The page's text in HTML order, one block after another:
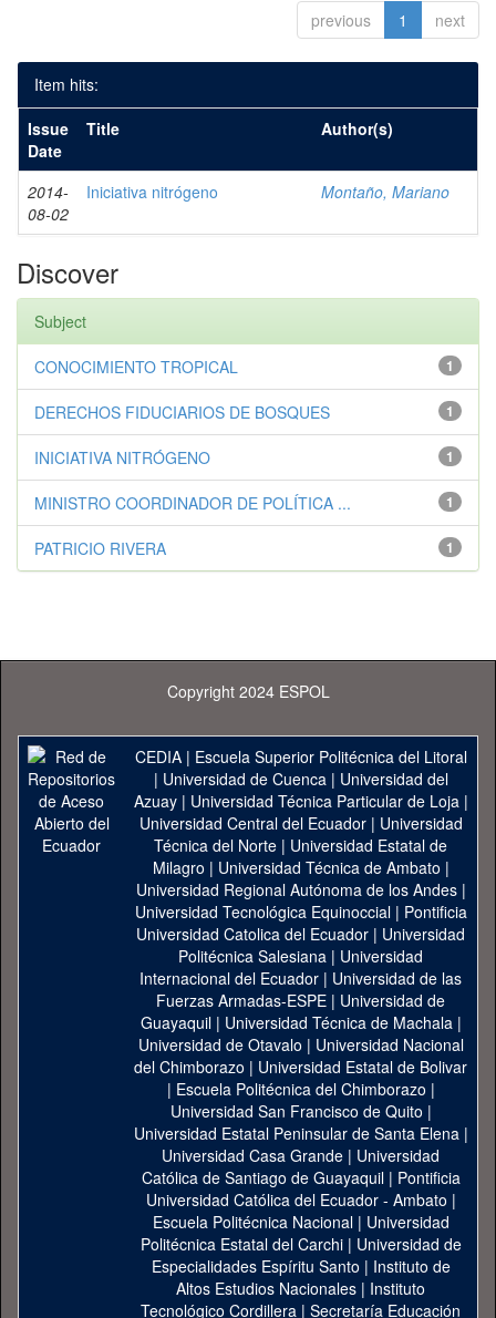
previous 1 next
Item hits:
Issue
Date
Title Author(s)
2014-
08-02
Iniciativa nitrógeno Montaño, Mariano
Discover
Subject
1
CONOCIMIENTO TROPICAL
1
DERECHOS FIDUCIARIOS DE BOSQUES
1
INICIATIVA NITRÓGENO
1
MINISTRO COORDINADOR DE POLÍTICA ...
1
PATRICIO RIVERA
Copyright 2024 ESPOL
CEDIA| Escuela Superior Politécnica del Litoral
| Universidad de Cuenca| Universidad del
Azuay| Universidad Técnica Particular de Loja|
Universidad Central del Ecuador| Universidad
Técnica del Norte | Universidad Estatal de
Milagro | Universidad Técnica de Ambato |
Universidad Regional Autónoma de los Andes|
Universidad Tecnológica Equinoccial| Pontificia
Universidad Catolica del Ecuador | Universidad
Politécnica Salesiana | Universidad
Internacional del Ecuador | Universidad de las
Fuerzas Armadas-ESPE | Universidad de
Guayaquil| Universidad Técnica de Machala|
Universidad de Otavalo | Universidad Nacional
del Chimborazo | Universidad Estatal de Bolivar
| Escuela Politécnica del Chimborazo |
Universidad San Francisco de Quito |
Universidad Estatal Peninsular de Santa Elena|
Universidad Casa Grande | Universidad
Católica de Santiago de Guayaquil| Pontificia
Universidad Católica del Ecuador - Ambato |
Escuela Politécnica Nacional| Universidad
Politécnica Estatal del Carchi| Universidad de
Especialidades Espíritu Santo | Instituto de
Altos Estudios Nacionales | Instituto
Tecnológico Cordillera | Secretaría Educación